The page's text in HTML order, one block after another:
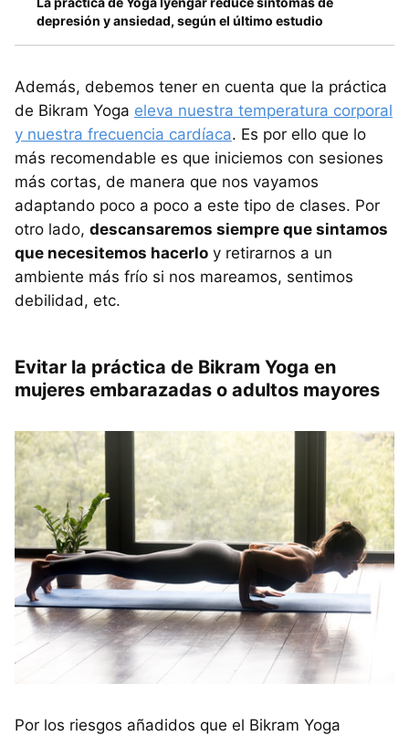
depresión y ansiedad, según el último estudio
Además, debemos tener en cuenta que la práctica
de Bikram Yoga eleva nuestra temperatura corporal
y nuestra frecuencia cardíaca. Es por ello que lo
más recomendable es que iniciemos con sesiones
más cortas, de manera que nos vayamos
adaptando poco a poco a este tipo de clases. Por
otro lado, descansaremos siempre que sintamos
que necesitemos hacerlo y retirarnos a un
ambiente más frío si nos mareamos, sentimos
debilidad, etc.
Evitar la práctica de Bikram Yoga en
mujeres embarazadas o adultos mayores
Por los riesgos añadidos que el Bikram Yoga